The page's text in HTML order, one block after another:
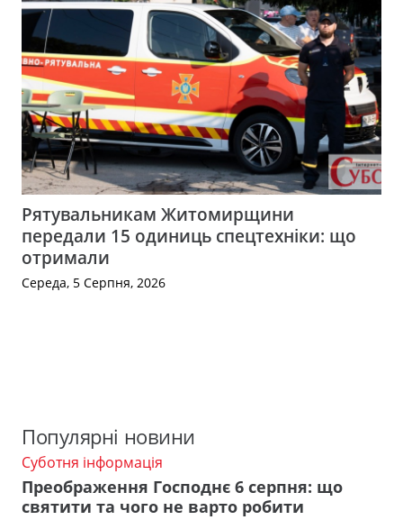
Рятувальникам Житомирщини
передали 15 одиниць спецтехніки: що
отримали
Середа, 5 Серпня, 2026
Популярні новини
Суботня інформація
Преображення Господнє 6 серпня: що
святити та чого не варто робити